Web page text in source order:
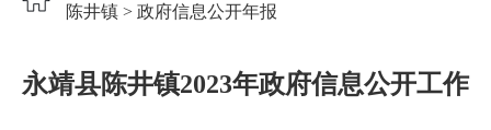
陈井镇 > 政府信息公开年报
永靖县陈井镇2023年政府信息公开工作